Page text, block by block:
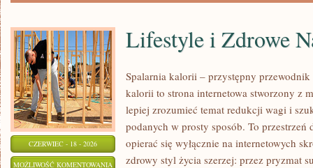
CZERWIEC - 18 - 2026
MOŻLIWOŚĆ KOMENTOWANIA LIFESTYLE
Lifestyle i Zdrowe
Spalarnia kalorii – przystępny
kalorii to strona internetowa stworzony z
lepiej zrozumieć temat redukcji wagi i
podanych w prosty sposób. To
opierać się wyłącznie na internetowych
zdrowy styl życia szerzej: przez pryzmat